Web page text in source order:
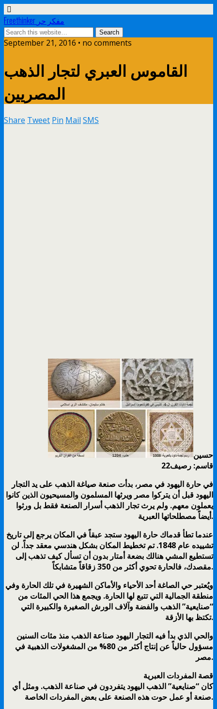
Freethinker مفكر حر
September 21, 2016 • no comments
القاموس العبري لتجار الذهب
المصريين
Share Tweet Pin Mail SMS
حسين
قاسم: رصيف22
في حارة اليهود في مصر، بدأت صنعة صياغة الذهب على يد التجار
اليهود قبل أن يتركوا مصر ويرثها المسلمون والمسيحيون الذين كانوا
يعملون معهم. ولم يرث تجار الذهب أسرار الصنعة فقط بل ورثوا
أيضاً مصطلحاتها العبرية.
عندما تطأ قدماك حارة اليهود ستجد عبقاً في المكان يرجع إلى تاريخ
تشييده عام 1848. تم تخطيط المكان بشكل هندسي معقد جداً. لن
تستطيع المشي هنالك بضعة أمتار بدون أن تسأل كيف تذهب إلى
مقصدك، فالحارة تحوي أكثر من 350 زقاقاً متشابكاً.
ويُعتبر حي الصاغة أحد الأحياء والأماكن الشهيرة في تلك الحارة وفي
منطقة الجمالية التي تتبع لها الحارة. ويجمع هذا الحي المئات من
“صنايعية” الذهب والفضة وآلاف الورش الصغيرة والكبيرة التي
تكتظ بها الأزقة.
والحي الذي بدأ فيه التجار اليهود صناعة الذهب منذ مئات السنين
مسؤول حالياً عن إنتاج أكثر من 80% من المشغولات الذهبية في
مصر.
قصة المفردات العبرية
كان “صنايعية” الذهب اليهود يتفردون في صناعة الذهب. ومثل أي
صنعة أو عمل حوت هذه الصنعة على بعض المفردات الخاصة.